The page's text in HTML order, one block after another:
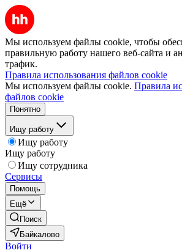
Мы используем файлы cookie, чтобы
правильную работу нашего веб-сайта и
трафик.
Правила использования файлов cookie
Мы используем файлы cookie. Правила
файлов cookie
Понятно
Ищу работу
Ищу работу
Ищу работу
Ищу сотрудника
Сервисы
Помощь
Ещё
Поиск
Байкалово
Войти